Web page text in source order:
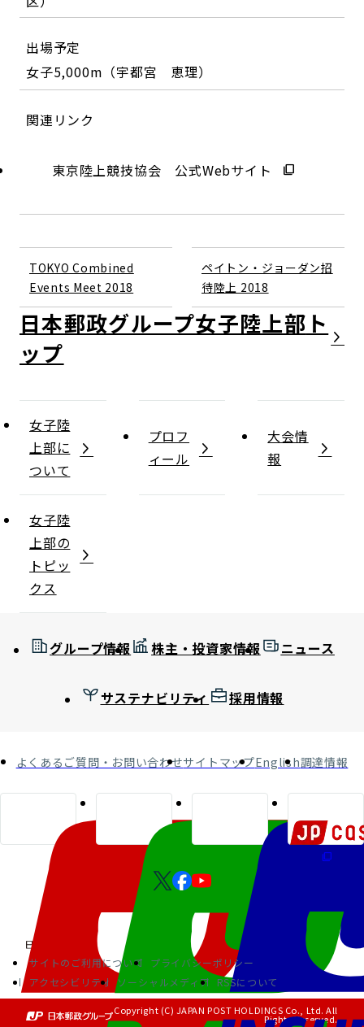
出場予定
女子5,000m（宇都宮 恵理）
関連リンク
東京陸上競技協会 公式Webサイト
TOKYO Combined
Events Meet 2018
ペイトン・ジョーダン招
待陸上 2018
日本郵政グループ女子陸上部
女子陸
上部に
ついて
プロフ
ィール
大会情
報
女子陸
上部の
トピッ
クス
グループ情報 株主・投資家情報 ニュース
サステナビリティ 採用情報
よくあるご質問・お問い合わせサイトマップEnglish調達情報
サイトのご利用について
プライバシーポリシー
アクセシビリティ
ソーシャルメディア RSSについて
Copyright (C) JAPAN POST HOLDINGS Co., Ltd. All
Rights Reserved.